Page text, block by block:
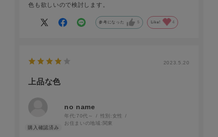
色も欲しいので検討します。
参考になった 5 Like! 4
2023.5.20
上品な色
no name
年代: 70代～ 性別:女性
お住まいの地域: 関東